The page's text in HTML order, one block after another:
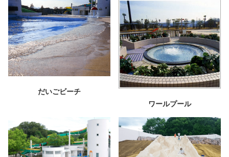
だいごビーチ
ワールプール